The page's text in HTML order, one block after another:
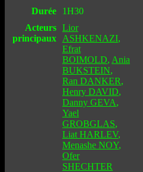
Durée
1H30
Acteurs
principaux
Lior
ASHKENAZI,
Efrat
BOIMOLD, Ania
BUKSTEIN,
Ran DANKER,
Henry DAVID,
Danny GEVA,
Yael
GROBGLAS,
Liat HARLEV,
Menashe NOY,
Ofer
SHECHTER